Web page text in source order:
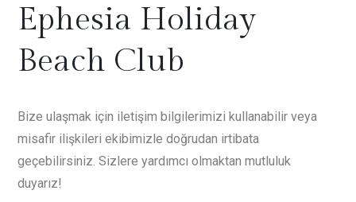
Ephesia Holiday
Beach Club
Bize ulaşmak için iletişim bilgilerimizi kullanabilir veya
misafir ilişkileri ekibimizle doğrudan irtibata
geçebilirsiniz. Sizlere yardımcı olmaktan mutluluk
duyarız!